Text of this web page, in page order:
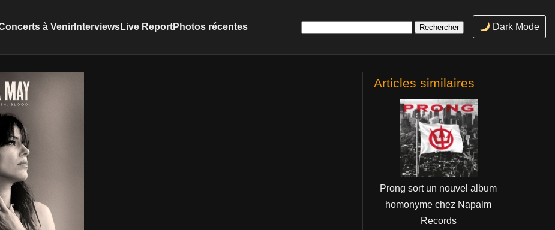
à VenirInterviewsLive ReportPhotos récentes Dark Mode
Articles similaires
Prong sort un nouvel album
homonyme chez Napalm
Records